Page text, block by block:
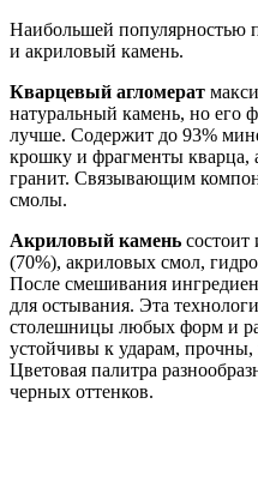
Наибольшей популярностью
и акриловый камень.
Кварцевый агломерат
натуральный камень, но его
лучше. Содержит до 93%
крошку и фрагменты кварца,
гранит. Связывающим
смолы.
Акриловый камень
(70%), акриловых смол,
После смешивания
для остывания. Эта
столешницы любых форм и
устойчивы к ударам, прочны,
Цветовая палитра
черных оттенков.